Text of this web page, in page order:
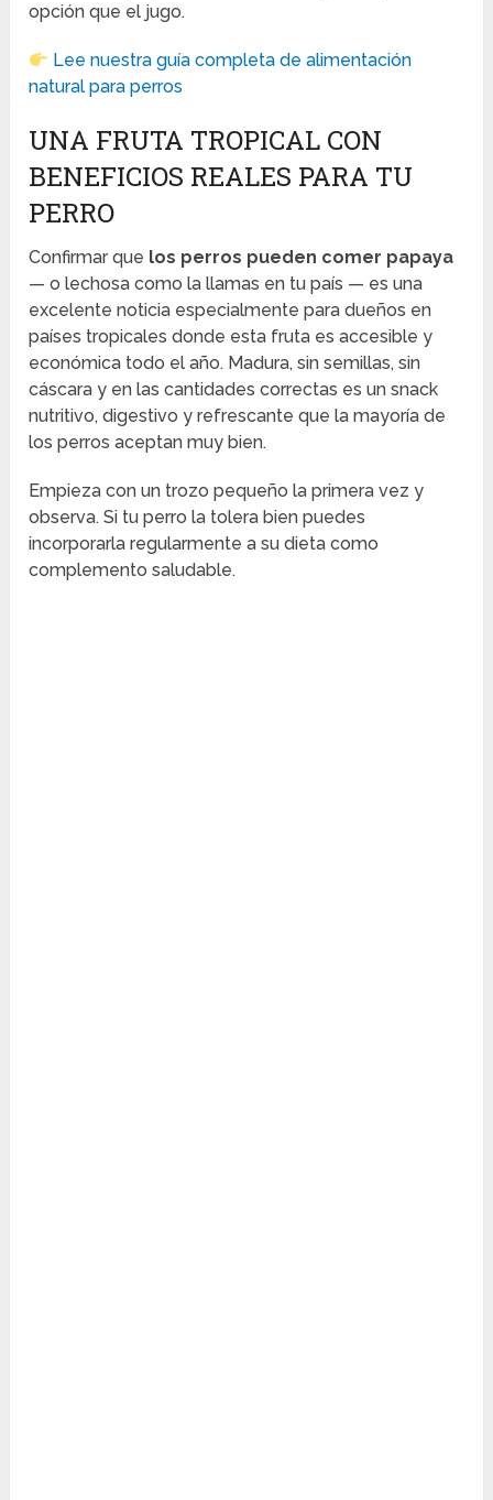
opción que el jugo.
Lee nuestra guía completa de alimentación
natural para perros
UNA FRUTA TROPICAL CON
BENEFICIOS REALES PARA TU
PERRO
Confirmar que los perros pueden comer papaya
— o lechosa como la llamas en tu país — es una
excelente noticia especialmente para dueños en
países tropicales donde esta fruta es accesible y
económica todo el año. Madura, sin semillas, sin
cáscara y en las cantidades correctas es un snack
nutritivo, digestivo y refrescante que la mayoría de
los perros aceptan muy bien.
Empieza con un trozo pequeño la primera vez y
observa. Si tu perro la tolera bien puedes
incorporarla regularmente a su dieta como
complemento saludable.